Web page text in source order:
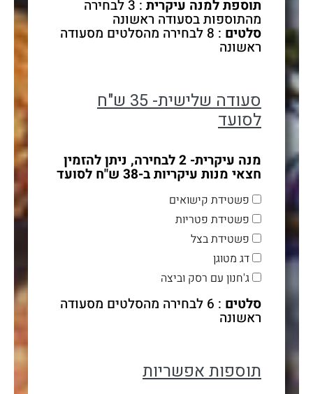
תוספת למנה עיקרית : 3 לבחירה
מהתוספות בסעודה ראשונה
סלטים : 8 לבחירה מהסלטים מסעודה
ראשונה
סעודה שלישית- 35 ש"ח
לסועד
מנה עיקרית- 2 לבחירה, ניתן להזמין
חצאי מנות עיקריות ב-38 ש"ח לסועד
פשטידת קישואים
פשטידת פטריות
פשטידת בצל
דג מטוגן
ג'חנון עם רסק וביצה
סלטים : 6 לבחירה מהסלטים מסעודה
ראשונה
תוספות אפשריות